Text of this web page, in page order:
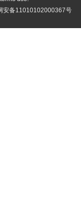
安备11010102000367号